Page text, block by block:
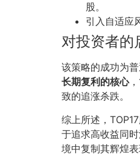
股。
引入自适应
对投资者的
该策略的成功为
长期复利的核心
致的追涨杀跌。
综上所述，
于追求高收益同
境中复制其辉煌表